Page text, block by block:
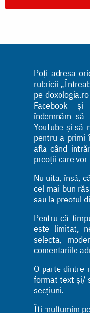
Poți adresa
rubricii
pe
Facebook și
îndemnăm
YouTube și să
pentru a primi
afla când
preoții care
Nu uita, însă,
cel mai bun
sau la preotul
Pentru că
este limitat,
selecta,
comentariile
O parte dintre
format text și/
secțiuni.
Îți mulțumim